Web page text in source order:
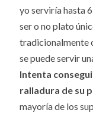
yo serviría hasta
ser o no plato
tradicionalmente
se puede servir
Intenta
ralladura de su
mayoría de los